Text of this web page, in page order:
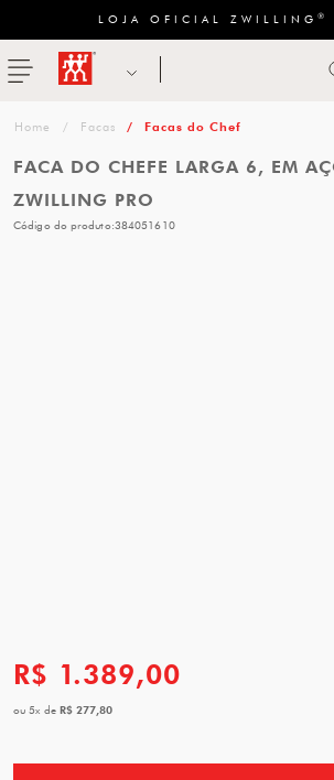
LOJA OFICIAL ZWILLING ®
menu ZWILLING
Facas Facas do Chef
R$ 1.389,00
ou5x de R$ 277,80
FACA DO CHEFE LARGA 6, EM
ZWILLING PRO
Código do produto:384051610